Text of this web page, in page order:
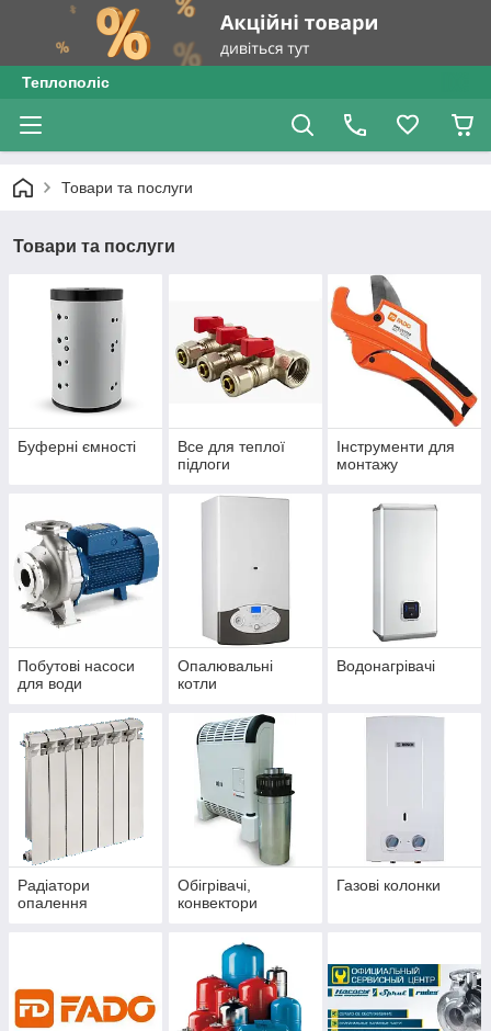
Теплополіс
Товари та послуги
Товари та послуги
Буферні ємності
Все для теплої
підлоги
Інструменти для
монтажу
Побутові насоси
для води
Опалювальні
котли
Водонагрівачі
Радіатори
опалення
Обігрівачі,
конвектори
Газові колонки